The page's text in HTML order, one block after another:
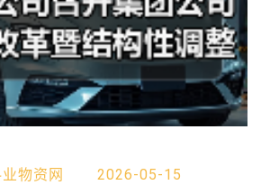
物资网 2026-05-15